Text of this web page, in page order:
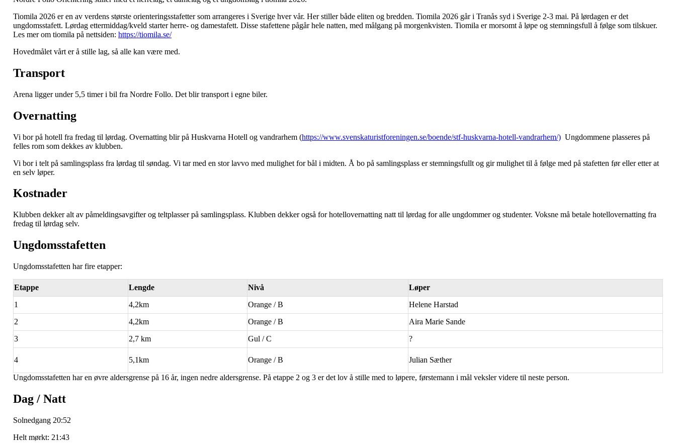
Tiomila 2026 er en av verdens største orienteringsstafetter som arrangeres i Sverige hver vår. Her stiller både eliten og bredden. Tiomila 2026 går i Tranås syd i Sverige 2-3 mai. På lørdagen er det
ungdomsstafett. Lørdag ettermiddag/kveld starter herre- og damestafett. Disse stafettene pågår hele natten, med målgang på morgenkvisten. Tiomila er morsomt å løpe og stemningsfull å følge som tilskuer.
Les mer om tiomila på nettsiden: https://tiomila.se/
Hovedmålet vårt er å stille lag, så alle kan være med.
Transport
Arena ligger under 5,5 timer i bil fra Nordre Follo. Det blir transport i egne biler.
Overnatting
Vi bor på hotell fra fredag til lørdag. Overnatting blir på Huskvarna Hotell og vandrarhem (https://www.svenskaturistforeningen.se/boende/stf-huskvarna-hotell-vandrarhem/) Ungdommene plasseres på
felles rom som dekkes av klubben.
Vi bor i telt på samlingsplass fra lørdag til søndag. Vi tar med en stor lavvo med mulighet for bål i midten. Å bo på samlingsplass er stemningsfullt og gir mulighet til å følge med på stafetten før eller etter at
en selv løper.
Kostnader
Klubben dekker alt av påmeldingsavgifter og teltplasser på samlingsplass. Klubben dekker også for hotellovernatting natt til lørdag for alle ungdommer og studenter. Voksne må betale hotellovernatting fra
fredag til lørdag selv.
Ungdomsstafetten
Ungdomsstafetten har fire etapper:
Etappe Lengde Nivå
Løper
1
4,2km Orange / B
Helene Harstad
2
4,2km Orange / B
Aira Marie Sande
3
2,7 km Gul / C ?
4 5,1km Orange / B Julian Sæther
Ungdomsstafetten har en øvre aldersgrense på 16 år, ingen nedre aldersgrense. På etappe 2 og 3 er det lov å stille med to løpere, førstemann i mål veksler videre til neste person.
Dag / Natt
Solnedgang 20:52
Helt mørkt: 21:43